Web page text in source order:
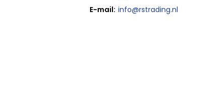
E-mail: info@rstrading.nl